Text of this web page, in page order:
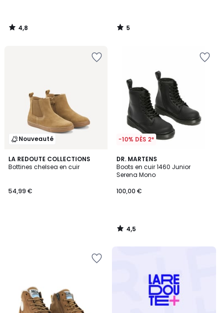
4,8
/
5
/
Nouveauté
LA REDOUTE COLLECTIONS
Bottines chelsea en cuir
54,99 €
-10% DÈS 2*
DR. MARTENS
Boots en cuir 1460 Junior
Serena Mono
100,00 €
4,5
/ 5
4,5
/